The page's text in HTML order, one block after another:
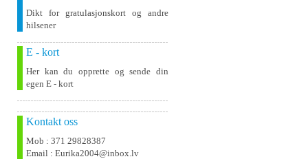
Dikt for gratulasjonskort og andre
hilsener
E - kort
Her kan du opprette og sende din
egen E - kort
Kontakt oss
Mob : 371 29828387
Email : Eurika2004@inbox.lv